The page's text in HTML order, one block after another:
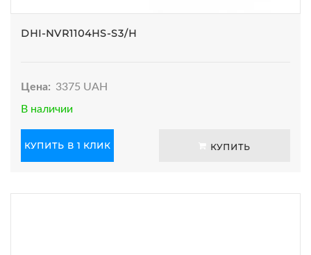
DHI-NVR1104HS-S3/H
Цена: 3375 UAH
В наличии
КУПИТЬ В 1 КЛИК КУПИТЬ